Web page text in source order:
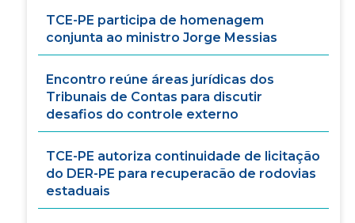
TCE-PE participa de homenagem
conjunta ao ministro Jorge Messias
Encontro reúne áreas jurídicas dos
Tribunais de Contas para discutir
desafios do controle externo
TCE-PE autoriza continuidade de licitação
do DER-PE para recuperacão de rodovias
estaduais